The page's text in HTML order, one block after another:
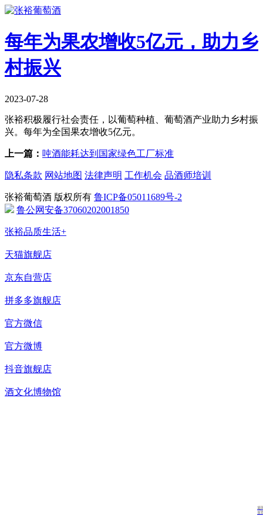
每年为果农增收5亿元，助力乡
村振兴
2023-07-28
张裕积极履行社会责任，以葡萄种植、葡萄酒产业助力乡村振
兴。每年为全国果农增收5亿元。
上一篇： 吨酒能耗达到国家绿色工厂标准
隐私条款 网站地图 法律声明 工作机会 品酒师培训
张裕葡萄酒 版权所有 鲁ICP备05011689号-2
鲁公网安备37060202001850
张裕品质生活+
天猫旗舰店
京东自营店
拼多多旗舰店
官方微信
官方微博
抖音旗舰店
酒文化博物馆
返
首